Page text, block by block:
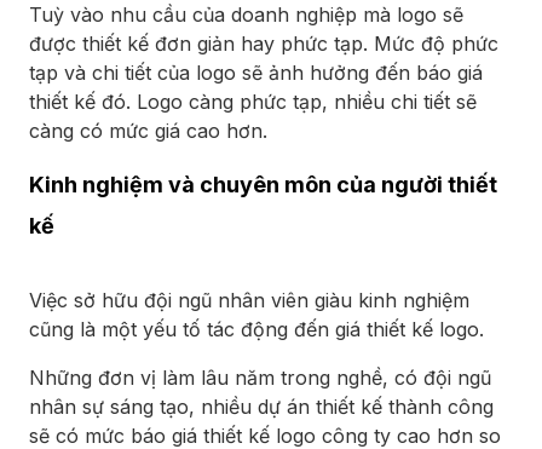
Tuỳ vào nhu cầu của doanh nghiệp mà logo sẽ
được thiết kế đơn giản hay phức tạp. Mức độ phức
tạp và chi tiết của logo sẽ ảnh hưởng đến báo giá
thiết kế đó. Logo càng phức tạp, nhiều chi tiết sẽ
càng có mức giá cao hơn.
Kinh nghiệm và chuyên môn của người thiết
kế
Việc sở hữu đội ngũ nhân viên giàu kinh nghiệm
cũng là một yếu tố tác động đến giá thiết kế logo.
Những đơn vị làm lâu năm trong nghề, có đội ngũ
nhân sự sáng tạo, nhiều dự án thiết kế thành công
sẽ có mức báo giá thiết kế logo công ty cao hơn so